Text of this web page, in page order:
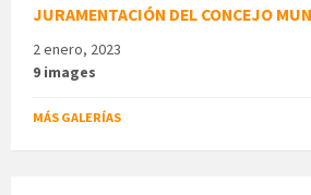
JURAMENTACIÓN DEL CONCEJO
2 enero, 2023
9 images
MÁS GALERÍAS